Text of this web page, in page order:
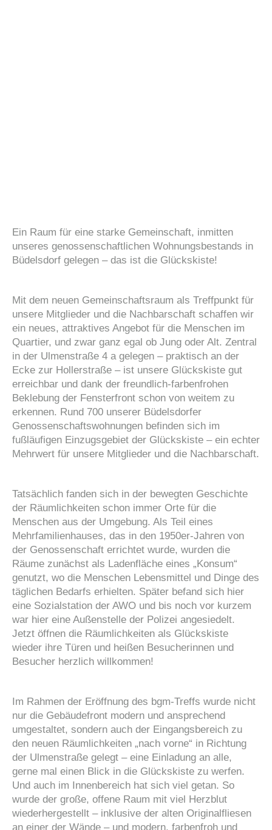
Ein Raum für eine starke Gemeinschaft, inmitten
unseres genossenschaftlichen Wohnungsbestands in
Büdelsdorf gelegen – das ist die Glückskiste!
Mit dem neuen Gemeinschaftsraum als Treffpunkt für
unsere Mitglieder und die Nachbarschaft schaffen wir
ein neues, attraktives Angebot für die Menschen im
Quartier, und zwar ganz egal ob Jung oder Alt. Zentral
in der Ulmenstraße 4 a gelegen – praktisch an der
Ecke zur Hollerstraße – ist unsere Glückskiste gut
erreichbar und dank der freundlich-farbenfrohen
Beklebung der Fensterfront schon von weitem zu
erkennen. Rund 700 unserer Büdelsdorfer
Genossenschaftswohnungen befinden sich im
fußläufigen Einzugsgebiet der Glückskiste – ein echter
Mehrwert für unsere Mitglieder und die Nachbarschaft.
Tatsächlich fanden sich in der bewegten Geschichte
der Räumlichkeiten schon immer Orte für die
Menschen aus der Umgebung. Als Teil eines
Mehrfamilienhauses, das in den 1950er-Jahren von
der Genossenschaft errichtet wurde, wurden die
Räume zunächst als Ladenfläche eines „Konsum“
genutzt, wo die Menschen Lebensmittel und Dinge des
täglichen Bedarfs erhielten. Später befand sich hier
eine Sozialstation der AWO und bis noch vor kurzem
war hier eine Außenstelle der Polizei angesiedelt.
Jetzt öffnen die Räumlichkeiten als Glückskiste
wieder ihre Türen und heißen Besucherinnen und
Besucher herzlich willkommen!
Im Rahmen der Eröffnung des bgm-Treffs wurde nicht
nur die Gebäudefront modern und ansprechend
umgestaltet, sondern auch der Eingangsbereich zu
den neuen Räumlichkeiten „nach vorne“ in Richtung
der Ulmenstraße gelegt – eine Einladung an alle,
gerne mal einen Blick in die Glückskiste zu werfen.
Und auch im Innenbereich hat sich viel getan. So
wurde der große, offene Raum mit viel Herzblut
wiederhergestellt – inklusive der alten Originalfliesen
an einer der Wände – und modern, farbenfroh und